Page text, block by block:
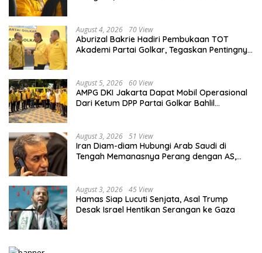
August 4, 2026 70 View
Aburizal Bakrie Hadiri Pembukaan TOT
Akademi Partai Golkar, Tegaskan Pentingnya
August 5, 2026 60 View
AMPG DKI Jakarta Dapat Mobil Operasional
Dari Ketum DPP Partai Golkar Bahlil
August 3, 2026 51 View
Iran Diam-diam Hubungi Arab Saudi di
Tengah Memanasnya Perang dengan AS,
August 3, 2026 45 View
Hamas Siap Lucuti Senjata, Asal Trump
Desak Israel Hentikan Serangan ke Gaza